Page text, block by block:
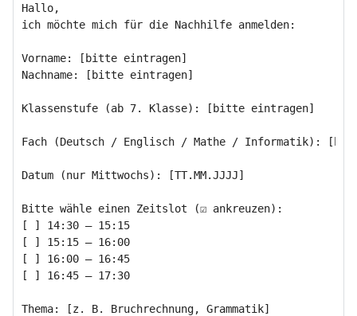
Hallo,
ich möchte mich für die Nachhilfe anmelden:
Vorname: [bitte eintragen]
Nachname: [bitte eintragen]
Klassenstufe (ab 7. Klasse): [bitte eintragen]
Fach (Deutsch / Englisch / Mathe / Informatik):
Datum (nur Mittwochs): [TT.MM.JJJJ]
Bitte wähle einen Zeitslot (☑ ankreuzen):
[ ] 14:30 – 15:15
[ ] 15:15 – 16:00
[ ] 16:00 – 16:45
[ ] 16:45 – 17:30
Thema: [z. B. Bruchrechnung, Grammatik]